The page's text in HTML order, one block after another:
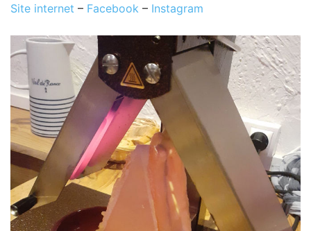
Site internet – Facebook – Instagram